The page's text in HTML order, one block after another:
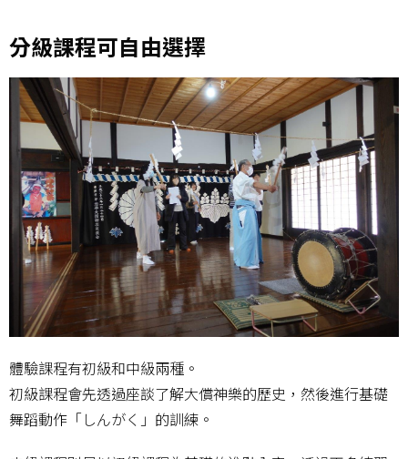
分級課程可自由選擇
體驗課程有初級和中級兩種。
初級課程會先透過座談了解大償神樂的歷史，然後進行基礎
舞蹈動作「しんがく」的訓練。